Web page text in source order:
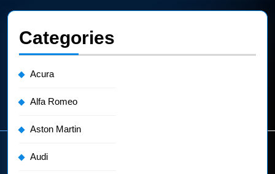
Categories
Acura
Alfa Romeo
Aston Martin
Audi